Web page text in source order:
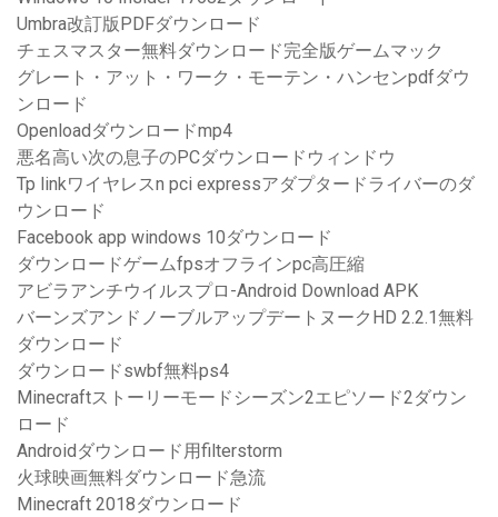
Umbra改訂版PDFダウンロード
チェスマスター無料ダウンロード完全版ゲームマック
グレート・アット・ワーク・モーテン・ハンセンpdfダウ
ンロード
Openloadダウンロードmp4
悪名高い次の息子のPCダウンロードウィンドウ
Tp linkワイヤレスn pci expressアダプタードライバーのダ
ウンロード
Facebook app windows 10ダウンロード
ダウンロードゲームfpsオフラインpc高圧縮
アビラアンチウイルスプロ-Android Download APK
バーンズアンドノーブルアップデートヌークHD 2.2.1無料
ダウンロード
ダウンロードswbf無料ps4
Minecraftストーリーモードシーズン2エピソード2ダウン
ロード
Androidダウンロード用filterstorm
火球映画無料ダウンロード急流
Minecraft 2018ダウンロード